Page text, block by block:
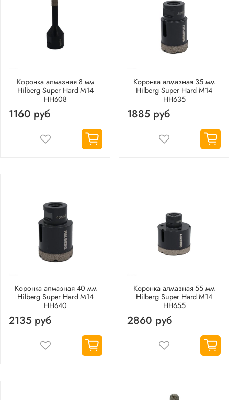
Коронка алмазная 8 мм
Hilberg Super Hard M14
HH608
1160 руб
Коронка алмазная 35 мм
Hilberg Super Hard M14
HH635
1885 руб
Коронка алмазная 40 мм
Hilberg Super Hard M14
HH640
2135 руб
Коронка алмазная 55 мм
Hilberg Super Hard M14
HH655
2860 руб